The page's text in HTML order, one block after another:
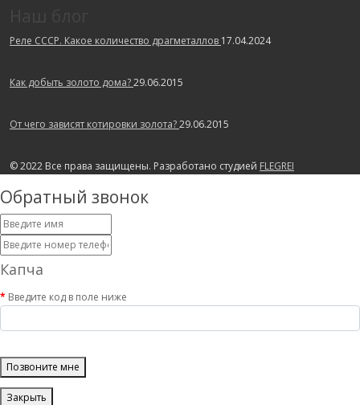
Реле СССР. Какое количество драгметаллов 17.04.2024
Как добыть золото дома?29.06.2015
От чего зависят котировки золота?29.06.2015
© 2022 Все права защищены. Разработано студией FLEGREI
Обратный звонок
Капча
Введите код в поле ниже
Позвоните мне
Закрыть